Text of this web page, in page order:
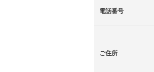
電話番号
ご住所